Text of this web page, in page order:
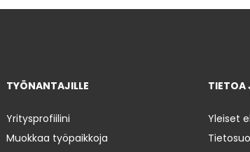
TYÖNANTAJILLE
Yritysprofiilini
Muokkaa työpaikkoja
TIETOA
Yleiset